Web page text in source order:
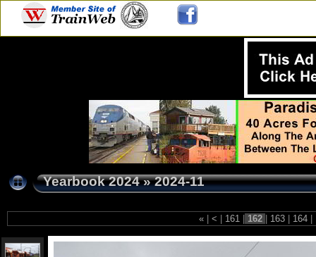
Yearbook 2024»2024-11
« < 161 162 163 164